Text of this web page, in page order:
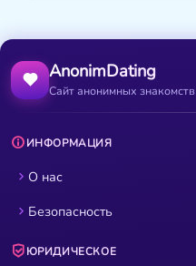
AnonimDating
Сайт анонимных знакомств
ИНФОРМАЦИЯ
О нас
Безопасность
ЮРИДИЧЕСКОЕ